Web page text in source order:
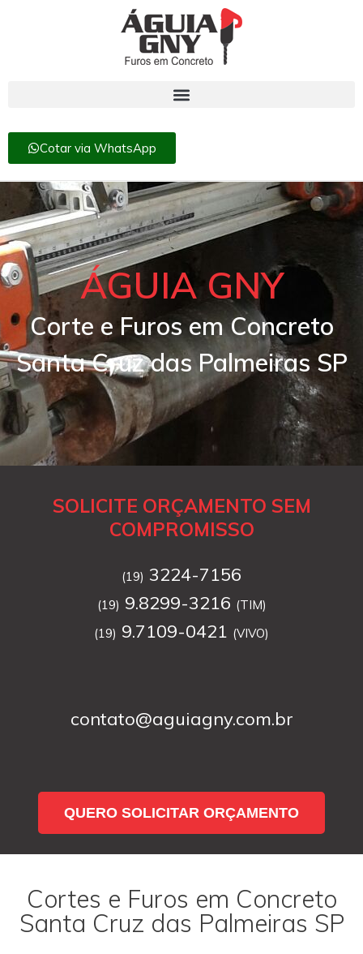
Cotar via WhatsApp
ÁGUIA GNY
Corte e Furos em Concreto
Santa Cruz das Palmeiras SP
SOLICITE ORÇAMENTO SEM
COMPROMISSO
(19) 3224-7156
(19) 9.8299-3216 (TIM)
(19) 9.7109-0421 (VIVO)
contato@aguiagny.com.br
QUERO SOLICITAR ORÇAMENTO
Cortes e Furos em Concreto
Santa Cruz das Palmeiras SP